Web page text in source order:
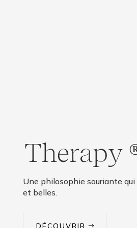
Therapy
Une philosophie souriante
et belles.
DÉCOUVRIR